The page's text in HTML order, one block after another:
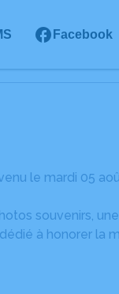
Facebook
le mardi 05
souvenirs,
à honorer la